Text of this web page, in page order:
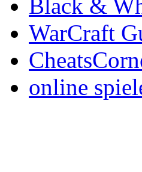
Black &
WarCraft
online